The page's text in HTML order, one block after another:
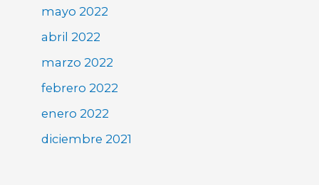
mayo 2022
abril 2022
marzo 2022
febrero 2022
enero 2022
diciembre 2021